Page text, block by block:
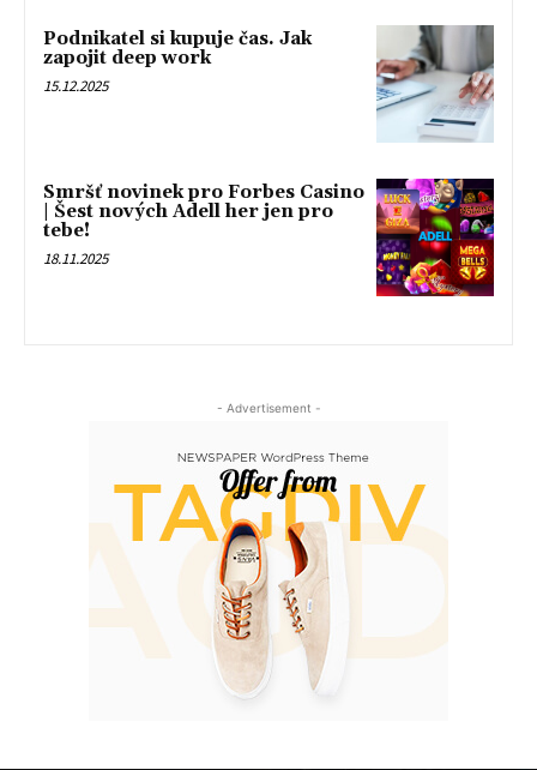
Podnikatel si kupuje čas. Jak
zapojit deep work
15.12.2025
Smršť novinek pro Forbes Casino
| Šest nových Adell her jen pro
tebe!
18.11.2025
- Advertisement -